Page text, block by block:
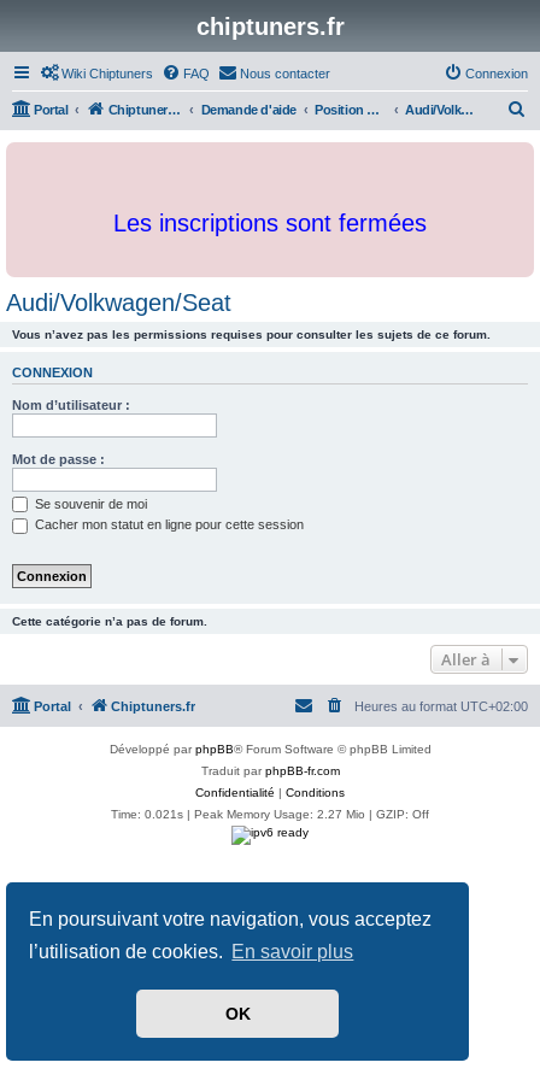
En poursuivant votre navigation, vous acceptez
l’utilisation de cookies. En savoir plus
OK
chiptuners.fr
Wiki Chiptuners FAQ Nous contacter Connexion
Portal Chiptuners.fr Demande d'aide Position des cartographies et developpements Audi/Volkwagen/Seat
c
Les inscriptions sont fermées
Audi/Volkwagen/Seat
Vous n’avez pas les permissions requises pour consulter les sujets de ce forum.
CONNEXION
Nom d’utilisateur :
Mot de passe :
Se souvenir de moi
Cacher mon statut en ligne pour cette session
Cette catégorie n’a pas de forum.
Aller à
Portal Chiptuners.fr Heures au format UTC+02:00
Développé parphpBB® Forum Software © phpBB Limited
Traduit parphpBB-fr.com
Confidentialité | Conditions
Time: 0.021s | Peak Memory Usage: 2.27 Mio | GZIP: Off